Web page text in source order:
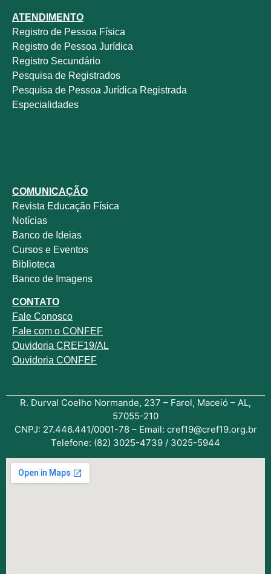
ATENDIMENTO
Registro de Pessoa Física
Registro de Pessoa Jurídica
Registro Secundário
Pesquisa de Registrados
Pesquisa de Pessoa Jurídica Registrada
Especialidades
COMUNICAÇÃO
Revista Educação Física
Notícias
Banco de Ideias
Cursos e Eventos
Biblioteca
Banco de Imagens
CONTATO
Fale Conosco
Fale com o CONFEF
Ouvidoria CREF19/AL
Ouvidoria CONFEF
R. Durval Coelho Normande, 237 – Farol, Maceió – AL,
57055-210
CNPJ: 27.446.441/0001-78 – Email: cref19@cref19.org.br
Telefone: (82) 3025-4739 / 3025-5944